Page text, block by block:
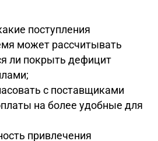
поступления
может рассчитывать
ли покрыть дефицит
с поставщиками
на более удобные для
привлечения